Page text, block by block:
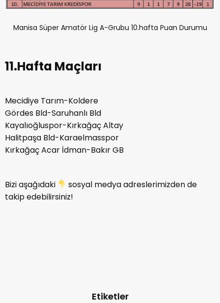
Manisa Süper Amatör Lig A-Grubu 10.hafta Puan Durumu
11.Hafta Maçları
Mecidiye Tarım-Koldere
Gördes Bld-Saruhanlı Bld
Kayalıoğluspor-Kırkağaç Altay
Halitpaşa Bld-Karaelmasspor
Kırkağaç Acar İdman-Bakır GB
Bizi aşağıdaki
sosyal medya adreslerimizden de
takip edebilirsiniz!
Etiketler